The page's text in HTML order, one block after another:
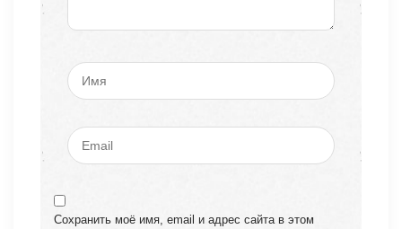
Сохранить моё имя, email и адрес сайта в этом